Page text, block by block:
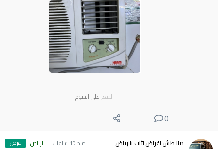
السعر على السوم
0
دينا طش اغراض اثاث بالرياض منذ 10 ساعات الرياض عرض